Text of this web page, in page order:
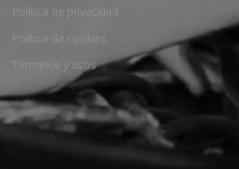
Política de privacidad
Política de cookies
Términos y usos